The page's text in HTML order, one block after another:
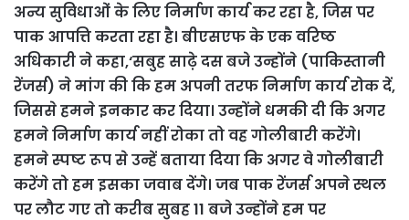
अन्य सुविधाओं के लिए निर्माण कार्य कर रहा है, जिस पर
पाक आपत्ति करता रहा है। बीएसएफ के एक वरिष्ठ
अधिकारी ने कहा,‘सबुह साढ़े दस बजे उन्होंने (पाकिस्तानी
रेंजर्स) ने मांग की कि हम अपनी तरफ निर्माण कार्य रोक दें,
जिससे हमने इनकार कर दिया। उन्होंने धमकी दी कि अगर
हमने निर्माण कार्य नहीं रोका तो वह गोलीबारी करेंगे।
हमने स्पष्ट रूप से उन्हें बताया दिया कि अगर वे गोलीबारी
करेंगे तो हम इसका जवाब देंगे। जब पाक रेंजर्स अपने स्थल
पर लौट गए तो करीब सुबह 11 बजे उन्होंने हम पर